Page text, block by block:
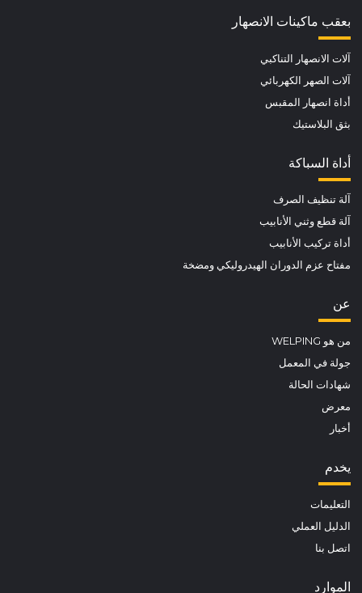
بعقب ماكينات الانصهار
آلات الانصهار التناكبي
آلات الصهر الكهربائي
أداة انصهار المقبس
بثق البلاستيك
أداة السباكة
آلة تنظيف الصرف
آلة قطع وثني الأنابيب
أداة تركيب الأنابيب
مفتاح عزم الدوران الهيدروليكي ومضخة
عن
من هو WELPING
جولة في المعمل
شهادات الحالة
معرض
أخبار
يخدم
التعليمات
الدليل العملي
اتصل بنا
الموارد